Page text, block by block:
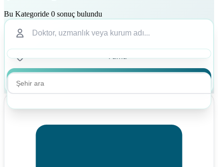
Bu Kategoride 0 sonuç bulundu